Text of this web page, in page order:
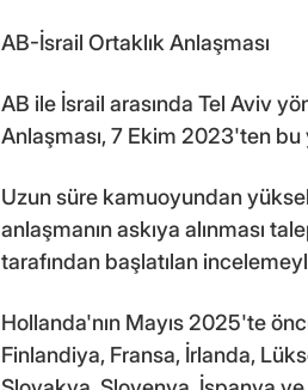
AB-İsrail Ortaklık Anlaşması
AB ile İsrail arasında Tel Aviv
Anlaşması, 7 Ekim 2023'ten
Uzun süre kamuoyundan
anlaşmanın askıya alınması
tarafından başlatılan
Hollanda'nın Mayıs 2025'te
Finlandiya, Fransa, İrlanda,